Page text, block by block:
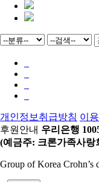
개인정보취급방침 이
후원안내 우리은행
(예금주: 크론가족사랑
Group of Korea Crohn’s